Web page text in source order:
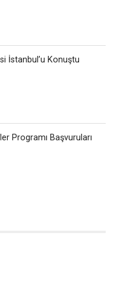
İstanbul’u Konuştu
Programı Başvuruları